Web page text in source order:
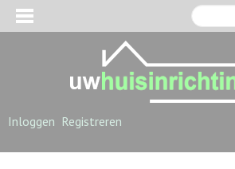
Inloggen Registreren